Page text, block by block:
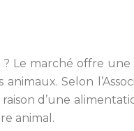
Le marché offre
Selon
d’une
animal.